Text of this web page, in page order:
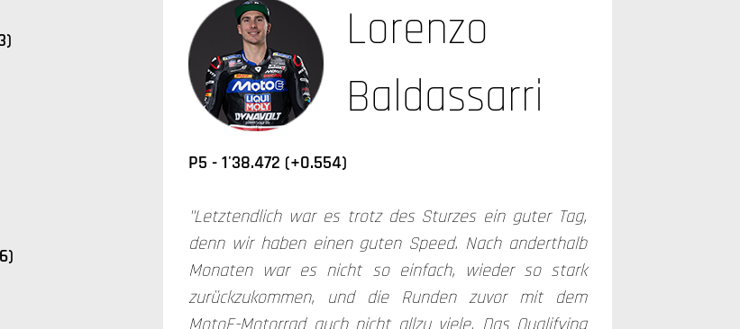
Lorenzo
Baldassarri
P5 - 1'38.472 (+0.554)
"Letztendlich war es trotz des Sturzes ein guter Tag,
denn wir haben einen guten Speed. Nach anderthalb
Monaten war es nicht so einfach, wieder so stark
zurückzukommen, und die Runden zuvor mit dem